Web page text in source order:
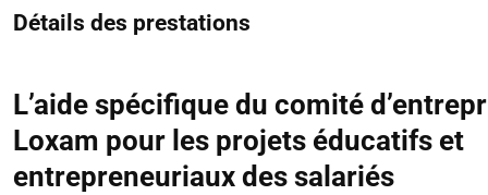
Détails des prestations
L’aide spécifique du comité
Loxam pour les projets éducatifs et
entrepreneuriaux des salariés